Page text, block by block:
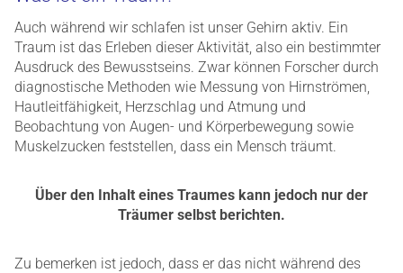
Auch während wir schlafen ist unser Gehirn aktiv. Ein
Traum ist das Erleben dieser Aktivität, also ein bestimmter
Ausdruck des Bewusstseins. Zwar können Forscher durch
diagnostische Methoden wie Messung von Hirnströmen,
Hautleitfähigkeit, Herzschlag und Atmung und
Beobachtung von Augen- und Körperbewegung sowie
Muskelzucken feststellen, dass ein Mensch träumt.
Über den Inhalt eines Traumes kann jedoch nur der
Träumer selbst berichten.
Zu bemerken ist jedoch, dass er das nicht während des